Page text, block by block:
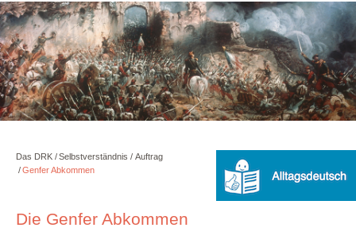
Das DRK Selbstverständnis
Auftrag
Genfer Abkommen
Die Genfer Abkommen